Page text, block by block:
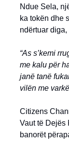
Ndue Sela,
ka tokën dhe
ndërtuar diga,
“As s’kemi
me kalu për
janë tanë
vilën me
Citizens
Vaut të Dejës
banorët